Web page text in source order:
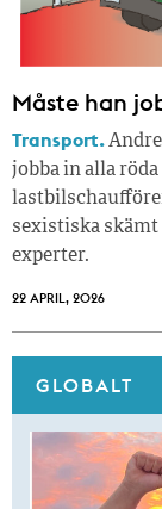
Måste han
Transport.
jobba in alla
sexistiska
experter.
22 APRIL, 2026
GLOBALT